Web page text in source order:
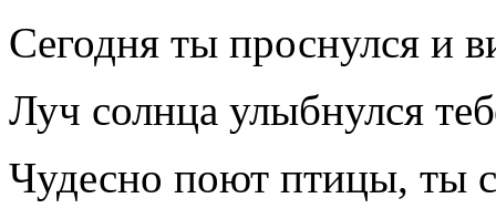
Сегодня ты проснулся и
Луч солнца улыбнулся
Чудесно поют птицы, ты